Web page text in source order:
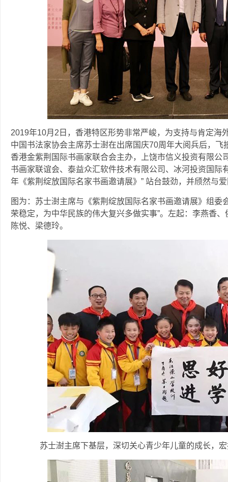
2019年10月2日，香港特区形势非常严峻，为支持与肯定海
中国书法家协会主席苏士澍在出席国庆70周年大阅兵后，
香港金紫荆国际书画家联合会主办，上饶市信义投资有限公
书画家联谊会、泰益众汇软件技术有限公司、冰河投资国际
年《紫荆绽放国际名家书画邀请展》” 站台鼓劲，并颀然与
图为：苏士澍主席与《紫荆绽放国际名家书画邀请展》组委
荣稳定，为中华民族的伟大复兴多做实事”。左起：李燕香
陈悦、梁德玲。
苏士澍主席下基层，深切关心青少年儿童的成长，